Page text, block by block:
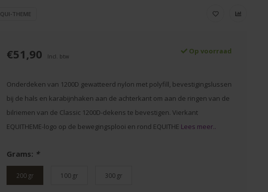
THEME
€51,90 Incl. btw
Op voorraad
Onderdeken van 1200D gewatteerd nylon met polyfill, bevestigingslussen
bij de hals en karabijnhaken aan de achterkant om aan de ringen van de
bilriemen van de Classic 1200D-dekens te bevestigen. Vierkant
EQUITHEME-logo op de bewegingsplooi en rond EQUITHE Lees meer..
Grams: *
200 gr 100 gr 300 gr